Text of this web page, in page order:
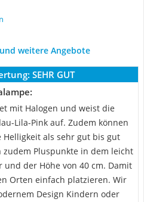
weitere Angebote
SEHR GUT
mit Halogen und weist die
Lila-Pink auf. Zudem können
als sehr gut bis gut
Pluspunkte in dem leicht
der Höhe von 40 cm. Damit
Orten einfach platzieren. Wir
Design Kindern oder